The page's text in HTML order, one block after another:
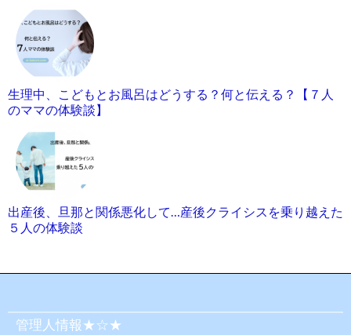
生理中、こどもとお風呂はどうする？何と伝える？【７人
のママの体験談】
出産後、旦那と関係悪化して…産後クライシスを乗り越えた
５人の体験談
管理人情報★☆★